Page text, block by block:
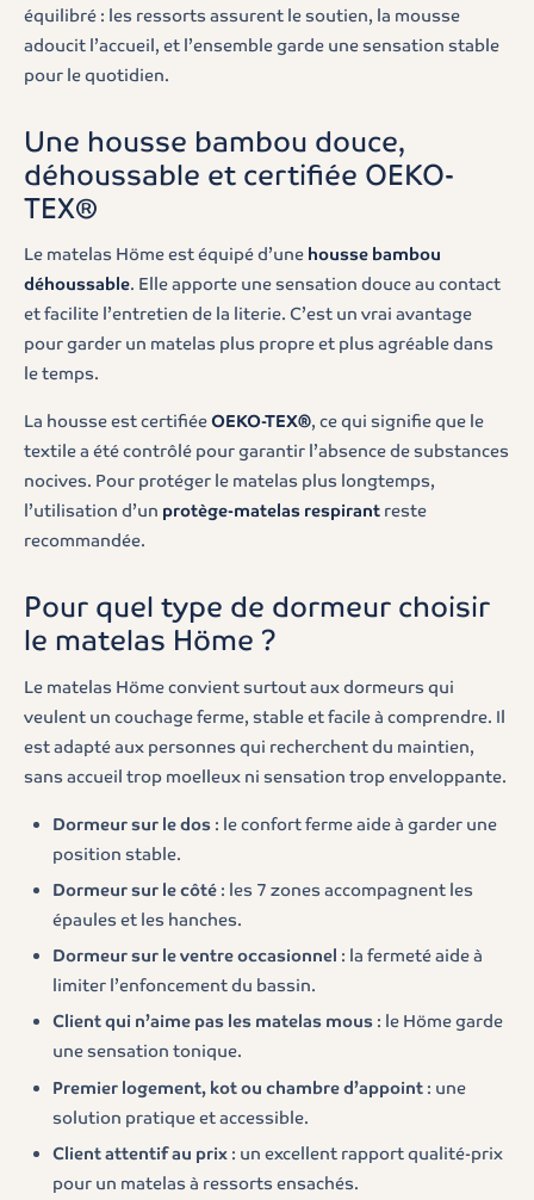
équilibré : les ressorts assurent le soutien, la mousse
adoucit l’accueil, et l’ensemble garde une sensation stable
pour le quotidien.
Une housse bambou douce,
déhoussable et certifiée OEKO-
TEX®
Le matelas Höme est équipé d’une housse bambou
déhoussable. Elle apporte une sensation douce au contact
et facilite l’entretien de la literie. C’est un vrai avantage
pour garder un matelas plus propre et plus agréable dans
le temps.
La housse est certifiéeOEKO-TEX®, ce qui signifie que le
textile a été contrôlé pour garantir l’absence de substances
nocives. Pour protéger le matelas plus longtemps,
l’utilisation d’un protège-matelas respirantreste
recommandée.
Pour quel type de dormeur choisir
le matelas Höme ?
Le matelas Höme convient surtout aux dormeurs qui
veulent un couchage ferme, stable et facile à comprendre. Il
est adapté aux personnes qui recherchent du maintien,
sans accueil trop moelleux ni sensation trop enveloppante.
Dormeur sur le dos: le confort ferme aide à garder une
position stable.
Dormeur sur le côté: les 7 zones accompagnent les
épaules et les hanches.
Dormeur sur le ventre occasionnel : la fermeté aide à
limiter l’enfoncement du bassin.
Client qui n’aime pas les matelas mous: le Höme garde
une sensation tonique.
Premier logement, kot ou chambre d’appoint: une
solution pratique et accessible.
Client attentif au prix: un excellent rapport qualité-prix
pour un matelas à ressorts ensachés.